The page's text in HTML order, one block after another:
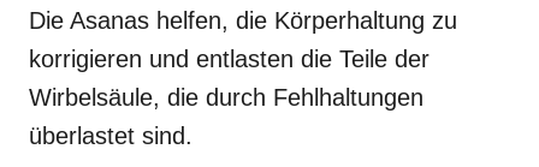
Die Asanas helfen, die Körperhaltung zu
korrigieren und entlasten die Teile der
Wirbelsäule, die durch Fehlhaltungen
überlastet sind.